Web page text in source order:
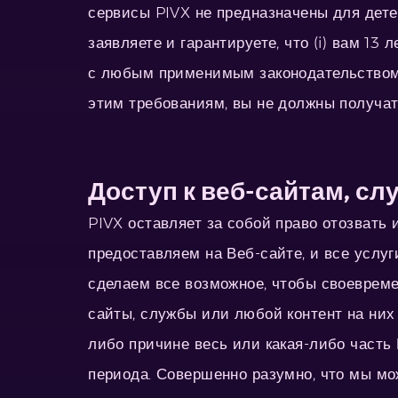
сервисы PIVX не предназначены для
заявляете и гарантируете, что (i) вам
с любым применимым
этим требованиям, вы не должны
Доступ к веб-сайтам,
PIVX оставляет за собой право
предоставляем на Веб-сайте, и все
сделаем все возможное, чтобы
сайты, службы или любой контент на них
либо причине весь или какая-либо
периода. Совершенно разумно, что мы